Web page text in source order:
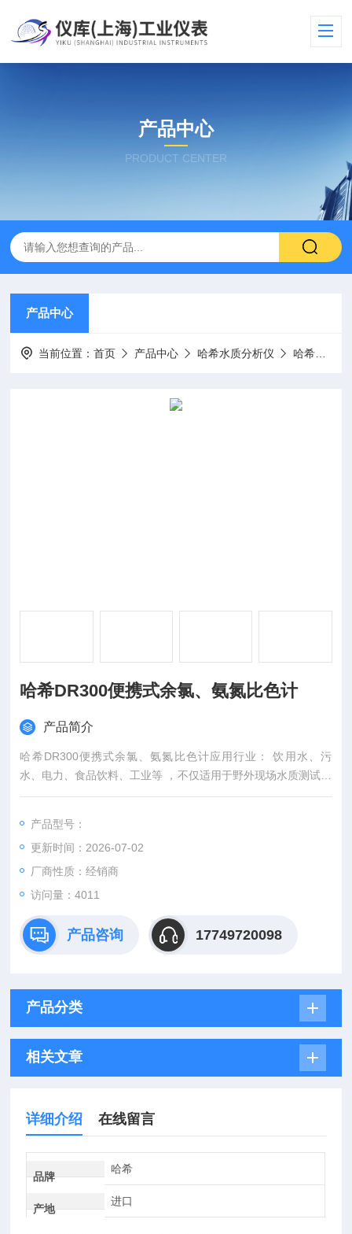
产品中心
PRODUCT CENTER
产品中心
当前位置：首页 产品中心 哈希水质分析仪 哈希余氯分析仪
哈希DR300便携式余氯、氨氮比色计
产品简介
哈希DR300便携式余氯、氨氮比色计应用行业： 饮用水、污
水、电力、食品饮料、工业等 ，不仅适用于野外现场水质测试，
而且也适用于实验室内的水质分析
产品型号：
更新时间：2026-07-02
厂商性质：经销商
访问量：4011
产品咨询 17749720098
产品分类
相关文章
详细介绍 在线留言
品牌
哈希
产地
进口